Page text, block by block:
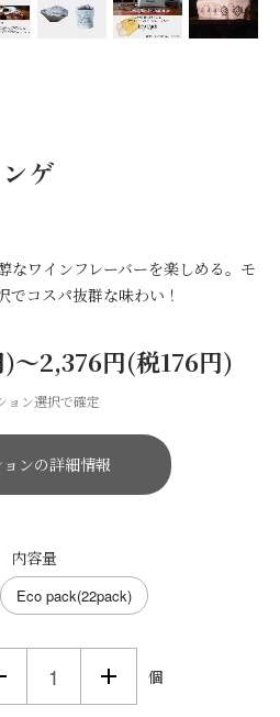
ゲ
なワインフレーバーを楽しめる。モ
でコスパ抜群な味わい！
〜2,376円(税176円)
ョン選択で確定
ョンの詳細情報
内容量
Eco pack(22pack)
個